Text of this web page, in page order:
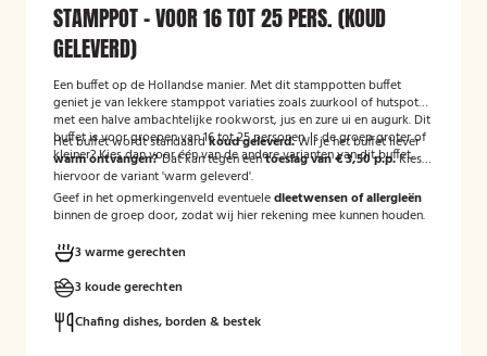
STAMPPOT - VOOR 16 TOT 25 PERS. (KOUD
GELEVERD)
Een buffet op de Hollandse manier. Met dit stamppotten buffet
geniet je van lekkere stamppot variaties zoals zuurkool of hutspot
met een halve ambachtelijke rookworst, jus en zure ui en augurk. Dit
buffet is voor groepen van 16 tot 25 personen. Is de groep groter of
kleiner? Kies dan voor één van de andere varianten van dit buffet.
Het buffet wordt standaardkoud geleverd.Wil je het buffet liever
warm ontvangen?Dat kan tegen eentoeslag van € 3,50 p.p.Kies
hiervoor de variant 'warm geleverd'.
Geef in het opmerkingenveld eventueledieetwensen of allergieën
binnen de groep door, zodat wij hier rekening mee kunnen houden.
3 warme gerechten
3 koude gerechten
Chafing dishes, borden & bestek